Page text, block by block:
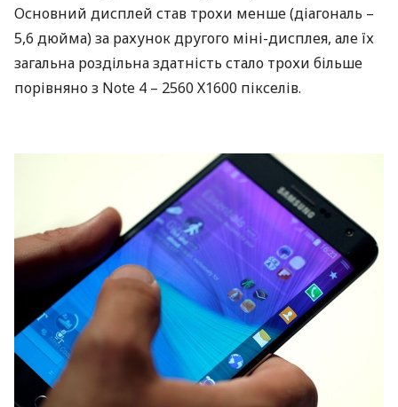
Основний дисплей став трохи менше (діагональ –
5,6 дюйма) за рахунок другого міні-дисплея, але їх
загальна роздільна здатність стало трохи більше
порівняно з Note 4 – 2560 Х1600 пікселів.